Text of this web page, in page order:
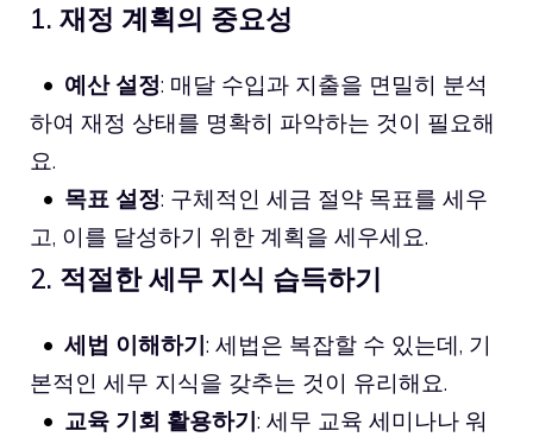
1. 재정 계획의 중요성
예산 설정: 매달 수입과 지출을 면밀히 분석
하여 재정 상태를 명확히 파악하는 것이 필요해
요.
목표 설정: 구체적인 세금 절약 목표를 세우
고, 이를 달성하기 위한 계획을 세우세요.
2. 적절한 세무 지식 습득하기
세법 이해하기 : 세법은 복잡할 수 있는데, 기
본적인 세무 지식을 갖추는 것이 유리해요.
교육 기회 활용하기 : 세무 교육 세미나나 워